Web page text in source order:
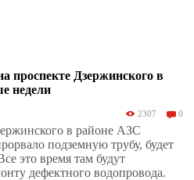
проспекте Дзержинского в
недели
2307 0
в районе АЗС
подземную трубу, будет
это время там будут
дефектного водопровода.